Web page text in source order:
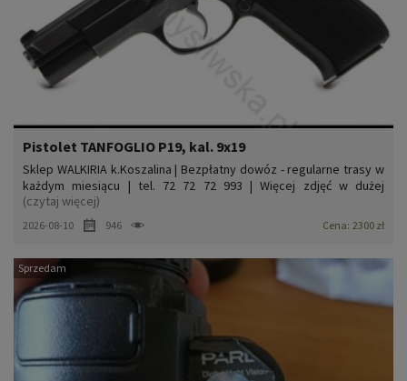
Pistolet TANFOGLIO P19, kal. 9x19
Sklep WALKIRIA k.Koszalina | Bezpłatny dowóz - regularne trasy w
każdym miesiącu | tel. 72 72 72 993 | Więcej zdjęć w dużej
rozdzielczości na stronie: walkiria.sklep.pl. Kod dla wyszukiwarki:
K2797.Pistolet samopowtarzalny centralnego zapłonu Tanfoglio,
Mod. P19, kal. 9x19. Włoski klon legendarnego...
(czytaj więcej)
2026-08-10 946 Cena: 2300 zł
Sprzedam